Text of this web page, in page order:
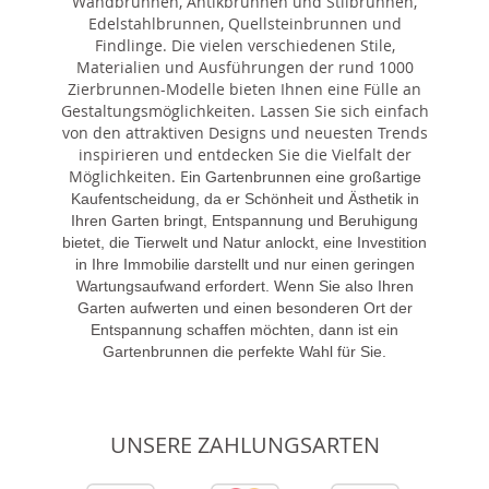
Edelstahlbrunnen, Quellsteinbrunnen und
Findlinge. Die vielen verschiedenen Stile,
Materialien und Ausführungen der rund 1000
Zierbrunnen-Modelle bieten Ihnen eine Fülle an
Gestaltungsmöglichkeiten. Lassen Sie sich einfach
von den attraktiven Designs und neuesten Trends
inspirieren und entdecken Sie die Vielfalt der
Möglichkeiten. Ein Gartenbrunnen eine großartige
Kaufentscheidung, da er Schönheit und Ästhetik in
Ihren Garten bringt, Entspannung und Beruhigung
bietet, die Tierwelt und Natur anlockt, eine Investition
in Ihre Immobilie darstellt und nur einen geringen
Wartungsaufwand erfordert. Wenn Sie also Ihren
Garten aufwerten und einen besonderen Ort der
Entspannung schaffen möchten, dann ist ein
Gartenbrunnen die perfekte Wahl für Sie.
UNSERE ZAHLUNGSARTEN